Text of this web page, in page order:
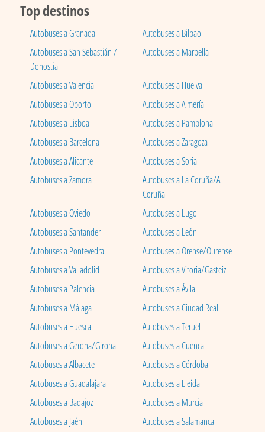
Top destinos
Autobuses a Granada
Autobuses a Bilbao
Autobuses a San Sebastián /
Donostia
Autobuses a Marbella
Autobuses a Valencia
Autobuses a Huelva
Autobuses a Oporto
Autobuses a Almería
Autobuses a Lisboa
Autobuses a Pamplona
Autobuses a Barcelona
Autobuses a Zaragoza
Autobuses a Alicante
Autobuses a Soria
Autobuses a Zamora
Autobuses a La Coruña/A
Coruña
Autobuses a Oviedo
Autobuses a Lugo
Autobuses a Santander
Autobuses a León
Autobuses a Pontevedra
Autobuses a Orense/Ourense
Autobuses a Valladolid
Autobuses a Vitoria/Gasteiz
Autobuses a Palencia
Autobuses a Ávila
Autobuses a Málaga
Autobuses a Ciudad Real
Autobuses a Huesca
Autobuses a Teruel
Autobuses a Gerona/Girona
Autobuses a Cuenca
Autobuses a Albacete
Autobuses a Córdoba
Autobuses a Guadalajara
Autobuses a Lleida
Autobuses a Badajoz
Autobuses a Murcia
Autobuses a Jaén
Autobuses a Salamanca